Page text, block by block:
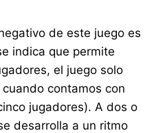
de este juego es
indica que permite
el juego solo
contamos con
jugadores). A dos o
desarrolla a un ritmo